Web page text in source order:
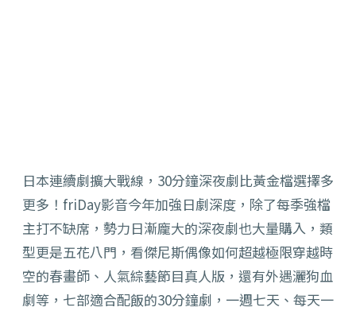
日本連續劇擴大戰線，30分鐘深夜劇比黃金檔選擇多
更多！friDay影音今年加強日劇深度，除了每季強檔
主打不缺席，勢力日漸龐大的深夜劇也大量購入，類
型更是五花八門，看傑尼斯偶像如何超越極限穿越時
空的春畫師、人氣綜藝節目真人版，還有外遇灑狗血
劇等，七部適合配飯的30分鐘劇，一週七天、每天一